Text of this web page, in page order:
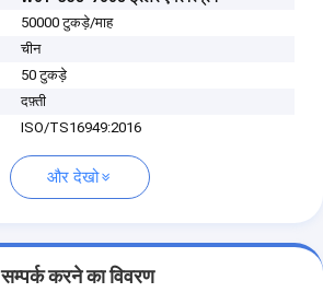
50000 टुकड़े/माह
चीन
50 टुकड़े
दफ़्ती
ISO/TS16949:2016
और देखो
सम्पर्क करने का विवरण